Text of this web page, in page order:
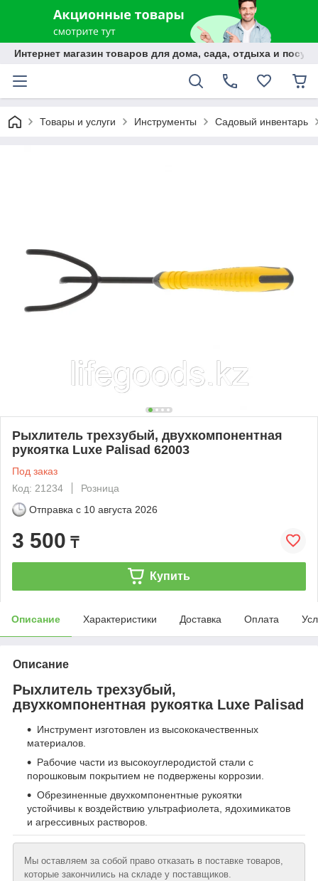
Интернет магазин товаров для дома, сада, отдыха и
Товары и услуги Инструменты Садовый инвентарь
Рыхлитель трехзубый, двухкомпонентная
рукоятка Luxe Palisad 62003
Под заказ
Код: 21234
Розница
Отправка с 10 августа 2026
3 500 ₸
Купить
Описание Характеристики Доставка Оплата
Описание
Рыхлитель трехзубый,
двухкомпонентная рукоятка Luxe Palisad
Инструмент изготовлен из высококачественных
материалов.
Рабочие части из высокоуглеродистой стали с
порошковым покрытием не подвержены коррозии.
Обрезиненные двухкомпонентные рукоятки
устойчивы к воздействию ультрафиолета, ядохимикатов
и агрессивных растворов.
Мы оставляем за собой право отказать в поставке товаров,
которые закончились на складе у поставщиков.